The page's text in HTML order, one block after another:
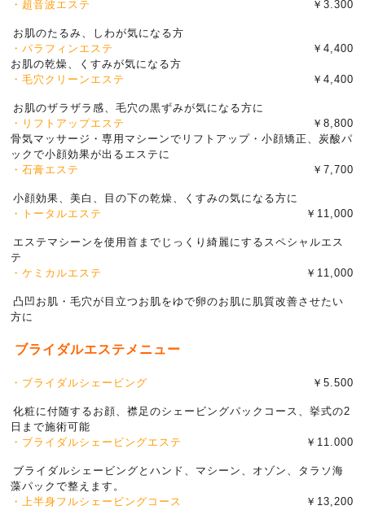
・超音波エステ
￥3.300
お肌のたるみ、しわが気になる方
・パラフィンエステ
￥4,400
お肌の乾燥、くすみが気になる方
・毛穴クリーンエステ
￥4,400
お肌のザラザラ感、毛穴の黒ずみが気になる方に
・リフトアップエステ
￥8,800
骨気マッサージ・専用マシーンでリフトアップ・小顔矯正、炭酸パ
ックで小顔効果が出るエステに
・石膏エステ
￥7,700
小顔効果、美白、目の下の乾燥、くすみの気になる方に
・トータルエステ
￥11,000
エステマシーンを使用首までじっくり綺麗にするスペシャルエス
テ
・ケミカルエステ
￥11,000
凸凹お肌・毛穴が目立つお肌をゆで卵のお肌に肌質改善させたい
方に
ブライダルエステメニュー
・ブライダルシェービング ￥5.500
化粧に付随するお顔、襟足のシェービングパックコース、挙式の2
日まで施術可能
・ブライダルシェービングエステ
￥11.000
ブライダルシェービングとハンド、マシーン、オゾン、タラソ海
藻パックで整えます。
・上半身フルシェービングコース
￥13,200